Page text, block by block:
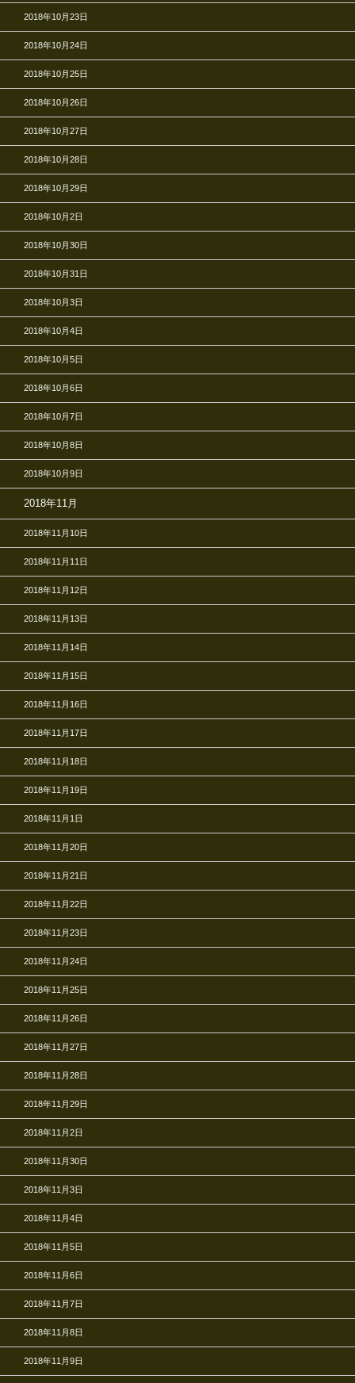
2018年10月23日
2018年10月24日
2018年10月25日
2018年10月26日
2018年10月27日
2018年10月28日
2018年10月29日
2018年10月2日
2018年10月30日
2018年10月31日
2018年10月3日
2018年10月4日
2018年10月5日
2018年10月6日
2018年10月7日
2018年10月8日
2018年10月9日
2018年11月
2018年11月10日
2018年11月11日
2018年11月12日
2018年11月13日
2018年11月14日
2018年11月15日
2018年11月16日
2018年11月17日
2018年11月18日
2018年11月19日
2018年11月1日
2018年11月20日
2018年11月21日
2018年11月22日
2018年11月23日
2018年11月24日
2018年11月25日
2018年11月26日
2018年11月27日
2018年11月28日
2018年11月29日
2018年11月2日
2018年11月30日
2018年11月3日
2018年11月4日
2018年11月5日
2018年11月6日
2018年11月7日
2018年11月8日
2018年11月9日